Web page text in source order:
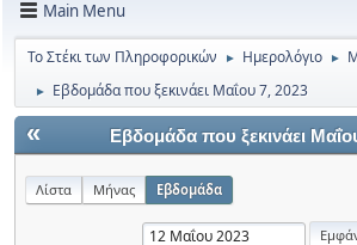
Main Menu
Το Στέκι των Πληροφορικών ► Ημερολόγιο ►
► Εβδομάδα που ξεκινάει Μαΐου 7, 2023
« Εβδομάδα που ξεκινάει
Λίστα Μήνας Εβδομάδα